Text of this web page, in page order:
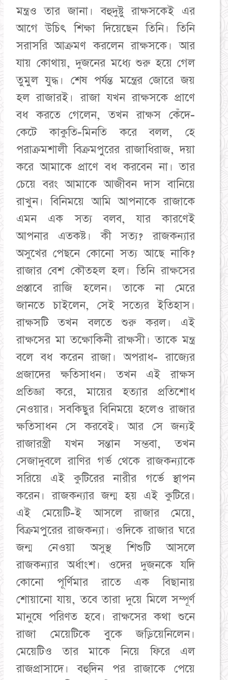
মন্ত্রও তার জানা। বহুদুষ্টু রাক্ষসকেই এর
আগে উচিৎ শিক্ষা দিয়েছেন তিনি। তিনি
সরাসরি আক্রমণ করলেন রাক্ষসকে। আর
যায় কোথায়, দুজনের মধ্যে শুরু হয়ে গেল
তুমুল যুদ্ধ। শেষ পর্যন্ত মন্ত্রের জোরে জয়
হল রাজারই। রাজা যখন রাক্ষসকে প্রাণে
বধ করতে গেলেন, তখন রাক্ষস কেঁদে-
কেটে কাকুতি-মিনতি করে বলল, হে
পরাক্রমশালী বিক্রমপুরের রাজাধিরাজ, দয়া
করে আমাকে প্রাণে বধ করবেন না। তার
চেয়ে বরং আমাকে আজীবন দাস বানিয়ে
রাখুন। বিনিময়ে আমি আপনাকে রাজাকে
এমন এক সত্য বলব, যার কারণেই
আপনার এতকষ্ট। কী সত্য? রাজকন্যার
অসুখের পেছনে কোনো সত্য আছে নাকি?
রাজার বেশ কৌতহল হল। তিনি রাক্ষসের
প্রস্তাবে রাজি হলেন। তাকে না মেরে
জানতে চাইলেন, সেই সত্যের ইতিহাস।
রাক্ষসটি তখন বলতে শুরু করল। এই
রাক্ষসের মা তক্ষোকিনী রাক্ষসী। তাকে মন্ত্র
বলে বধ করেন রাজা। অপরাধ- রাজ্যের
প্রজাদের ক্ষতিসাধন। তখন এই রাক্ষস
প্রতিজ্ঞা করে, মায়ের হত্যার প্রতিশোধ
নেওয়ার। সবকিছুর বিনিময়ে হলেও রাজার
ক্ষতিসাধন সে করবেই। আর সে জন্যই
রাজারস্ত্রী যখন সন্তান সম্ভবা, তখন
সেজাদুবলে রাণির গর্ভ থেকে রাজকন্যাকে
সরিয়ে এই কুটিরের নারীর গর্ভে স্থাপন
করেন। রাজকন্যার জন্ম হয় এই কুটিরে।
এই মেয়েটি-ই আসলে রাজার মেয়ে,
বিক্রমপুরের রাজকন্যা। ওদিকে রাজার ঘরে
জন্ম নেওয়া অসুস্থ শিশুটি আসলে
রাজকন্যার অর্ধাংশ। ওদের দুজনকে যদি
কোনো পূর্ণিমার রাতে এক বিছানায়
শোয়ানো যায়, তবে তারা দুয়ে মিলে সম্পূর্ণ
মানুষে পরিণত হবে। রাক্ষসের কথা শুনে
রাজা মেয়েটিকে বুকে জড়িয়েনিলেন।
মেয়েটিও তার মাকে নিয়ে ফিরে এল
রাজপ্রাসাদে। বহুদিন পর রাজাকে পেয়ে